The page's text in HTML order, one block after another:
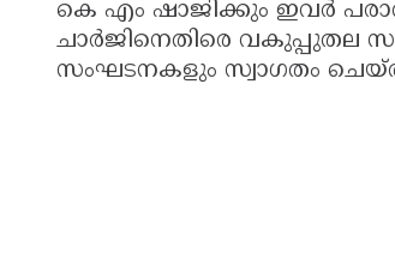
കെ എം ഷാജിക്കും ഇവർ
ചാർജിനെതിരെ വകുപ്പുതല
സംഘടനകളും സ്വാഗതം